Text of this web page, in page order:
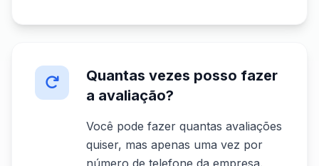
Quantas vezes posso fazer
a avaliação?
Você pode fazer quantas avaliações
quiser, mas apenas uma vez por
número de telefone da empresa.